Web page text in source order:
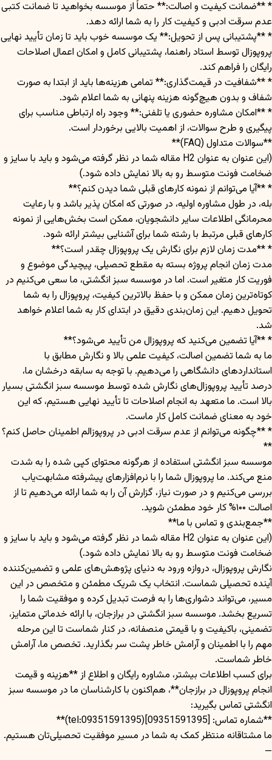
* **ضمانت کیفیت و اصالت:** حتماً از موسسه بخواهید تا ضمانت کتبی
عدم سرقت ادبی و کیفیت کار را به شما ارائه دهد.
* **پشتیبانی پس از تحویل:** یک موسسه خوب باید تا زمان تأیید نهایی
پروپوزال توسط استاد راهنما، پشتیبانی کامل و امکان اعمال اصلاحات
رایگان را فراهم کند.
* **شفافیت در قیمت‌گذاری:** تمامی هزینه‌ها باید از ابتدا به صورت
شفاف و بدون هیچ‌گونه هزینه پنهانی به شما اعلام شود.
* **امکان مشاوره حضوری یا تلفنی:** وجود راه ارتباطی مناسب برای
پیگیری و طرح سوالات، از اهمیت بالایی برخوردار است.
**سوالات متداول (FAQ)**
(این عنوان به عنوان H2 مقاله شما در نظر گرفته می‌شود و باید با سایز و
ضخامت فونت متوسط رو به بالا نمایش داده شود.)
* **آیا می‌توانم از نمونه کارهای قبلی شما دیدن کنم؟**
بله، در طول مشاوره اولیه، در صورتی که امکان پذیر باشد و با رعایت
محرمانگی اطلاعات سایر دانشجویان، ممکن است بخش‌هایی از نمونه
کارهای قبلی مرتبط با رشته شما برای آشنایی بیشتر ارائه شود.
* **مدت زمان لازم برای نگارش یک پروپوزال چقدر است؟**
مدت زمان انجام پروژه بسته به مقطع تحصیلی، پیچیدگی موضوع و
فوریت کار متغیر است. اما در موسسه سبز انگشتی، ما سعی می‌کنیم در
کوتاه‌ترین زمان ممکن و با حفظ بالاترین کیفیت، پروپوزال را به شما
تحویل دهیم. این زمان‌بندی دقیق در ابتدای کار به شما اعلام خواهد
شد.
* **آیا تضمین می‌کنید که پروپوزال من تأیید می‌شود؟**
ما به شما تضمین اصالت، کیفیت علمی بالا و نگارش مطابق با
استانداردهای دانشگاهی را می‌دهیم. با توجه به سابقه درخشان ما،
درصد تأیید پروپوزال‌های نگارش شده توسط موسسه سبز انگشتی بسیار
بالا است. ما متعهد به انجام اصلاحات تا تأیید نهایی هستیم، که این
خود به معنای ضمانت کامل کار ماست.
* **چگونه می‌توانم از عدم سرقت ادبی در پروپوزالم اطمینان حاصل کنم؟
**
موسسه سبز انگشتی استفاده از هرگونه محتوای کپی شده را به شدت
منع می‌کند. ما پروپوزال شما را با نرم‌افزارهای پیشرفته مشابهت‌یاب
بررسی می‌کنیم و در صورت نیاز، گزارش آن را به شما ارائه می‌دهیم تا از
اصالت ۱۰۰% کار خود مطمئن شوید.
**جمع‌بندی و تماس با ما**
(این عنوان به عنوان H2 مقاله شما در نظر گرفته می‌شود و باید با سایز و
ضخامت فونت متوسط رو به بالا نمایش داده شود.)
نگارش پروپوزال، دروازه ورود به دنیای پژوهش‌های علمی و تضمین‌کننده
آینده تحصیلی شماست. انتخاب یک شریک مطمئن و متخصص در این
مسیر، می‌تواند دشواری‌ها را به فرصت تبدیل کرده و موفقیت شما را
تسریع بخشد. موسسه سبز انگشتی در برازجان، با ارائه خدماتی متمایز،
تضمینی، باکیفیت و با قیمتی منصفانه، در کنار شماست تا این مرحله
مهم را با اطمینان و آرامش خاطر پشت سر بگذارید. تخصص ما، آرامش
خاطر شماست.
برای کسب اطلاعات بیشتر، مشاوره رایگان و اطلاع از **هزینه و قیمت
انجام پروپوزال در برازجان**، هم‌اکنون با کارشناسان ما در موسسه سبز
انگشتی تماس بگیرید:
**شماره تماس: [09351591395](tel:09351591395)**
ما مشتاقانه منتظر کمک به شما در مسیر موفقیت تحصیلی‌تان هستیم.
—